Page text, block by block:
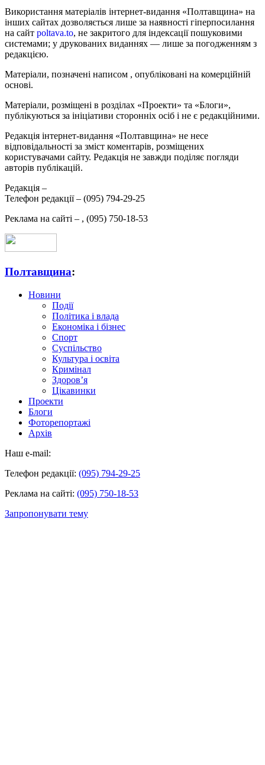
Використання матеріалів інтернет-видання «Полтавщина» на
інших сайтах дозволяється лише за наявності гіперпосилання
на сайт poltava.to, не закритого для індексації пошуковими
системами; у друкованих виданнях — лише за погодженням з
редакцією.
Матеріали, позначені написом , опубліковані на комерційній
основі.
Матеріали, розміщені в розділах «Проекти» та «Блоги»,
публікуються за ініціативи сторонніх осіб і не є редакційними.
Редакція інтернет-видання «Полтавщина» не несе
відповідальності за зміст коментарів, розміщених
користувачами сайту. Редакція не завжди поділяє погляди
авторів публікацій.
Редакція –
Телефон редакції – (095) 794-29-25
Реклама на сайті – , (095) 750-18-53
Полтавщина:
Новини
Події
Політика і влада
Економіка і бізнес
Спорт
Суспільство
Культура і освіта
Кримінал
Здоров’я
Цікавинки
Проекти
Блоги
Фоторепортажі
Архів
Наш e-mail:
Телефон редакції: (095) 794-29-25
Реклама на сайті: (095) 750-18-53
Запропонувати тему